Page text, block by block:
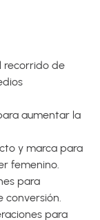
recorrido de
aumentar la
y marca para
femenino.
para
conversión.
para